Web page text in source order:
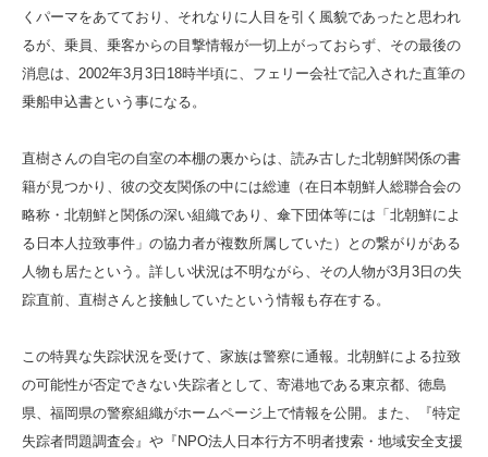
くパーマをあてており、それなりに人目を引く風貌であったと思われ
るが、乗員、乗客からの目撃情報が一切上がっておらず、その最後の
消息は、2002年3月3日18時半頃に、フェリー会社で記入された直筆の
乗船申込書という事になる。
直樹さんの自宅の自室の本棚の裏からは、読み古した北朝鮮関係の書
籍が見つかり、彼の交友関係の中には総連（在日本朝鮮人総聯合会の
略称・北朝鮮と関係の深い組織であり、傘下団体等には「北朝鮮によ
る日本人拉致事件」の協力者が複数所属していた）との繋がりがある
人物も居たという。詳しい状況は不明ながら、その人物が3月3日の失
踪直前、直樹さんと接触していたという情報も存在する。
この特異な失踪状況を受けて、家族は警察に通報。北朝鮮による拉致
の可能性が否定できない失踪者として、寄港地である東京都、徳島
県、福岡県の警察組織がホームページ上で情報を公開。また、『特定
失踪者問題調査会』や『NPO法人日本行方不明者捜索・地域安全支援